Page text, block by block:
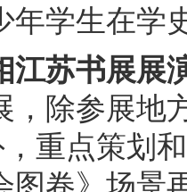
年学生在学
江苏书展展
，除参展地
重点策划
图卷》场景